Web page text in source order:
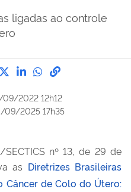
ligadas ao controle
Compartilhe por Facebook
Compartilhe por Twitter
Compartilhe por
Compartilhe
link para
09/2022 12h12
09/2025 17h35
nº 13, de 29 de
as Diretrizes Brasileiras
Câncer de Colo do Útero: